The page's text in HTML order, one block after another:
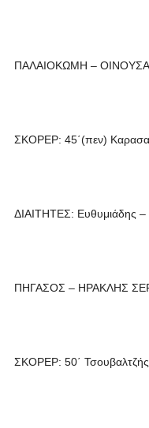
ΠΑΛΑΙΟΚΩΜΗ –
ΣΚΟΡΕΡ: 45΄(πεν)
ΔΙΑΙΤΗΤΕΣ: Ευθυμιάδης –
ΠΗΓΑΣΟΣ –
ΣΚΟΡΕΡ: 50΄ Τσουβαλτζής